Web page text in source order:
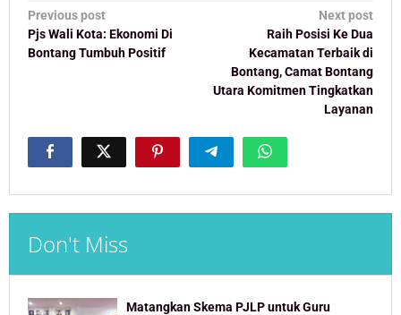
Post
navigation
Previous post
Pjs Wali Kota: Ekonomi Di
Bontang Tumbuh Positif
Next post
Raih Posisi Ke Dua
Kecamatan Terbaik di
Bontang, Camat Bontang
Utara Komitmen Tingkatkan
Layanan
Don't Miss
Matangkan Skema PJLP untuk Guru